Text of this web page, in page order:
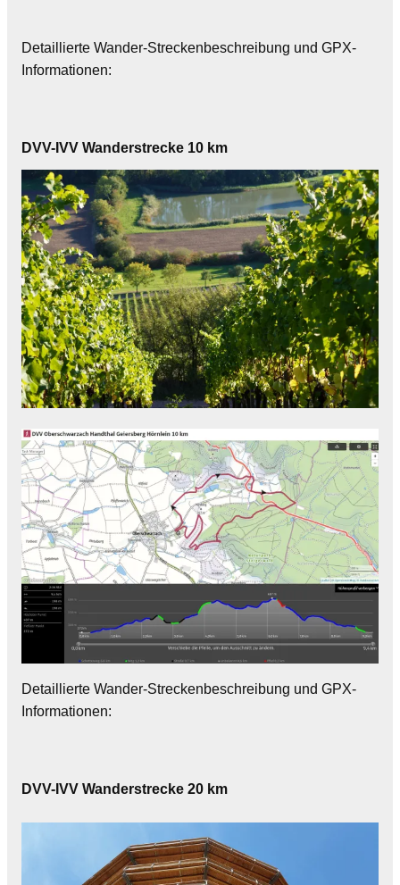
Detaillierte Wander-Streckenbeschreibung und GPX-
Informationen:
DVV-IVV Wanderstrecke 10 km
Detaillierte Wander-Streckenbeschreibung und GPX-
Informationen:
DVV-IVV Wanderstrecke 20 km